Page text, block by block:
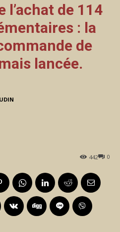
l’achat de 114
: la
de
lancée.
0
442